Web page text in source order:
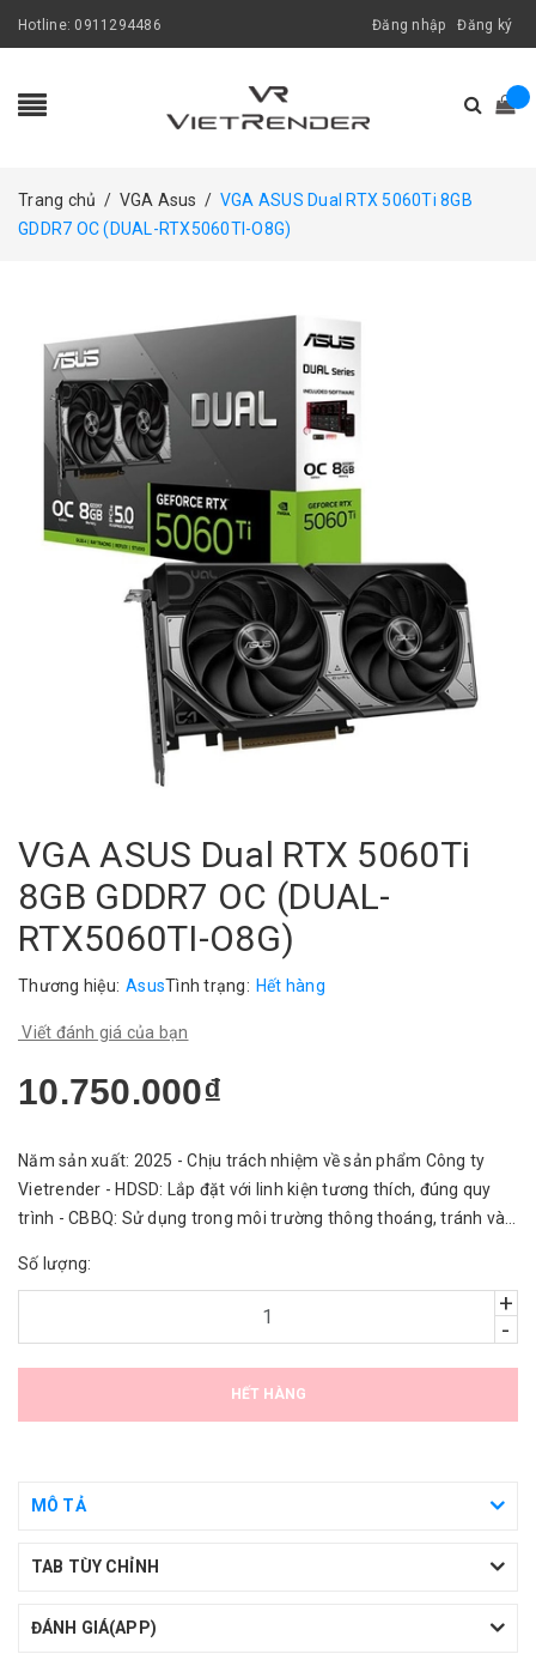
Hotline: 0911294486 Đăng nhập Đăng ký
Trang chủ / VGA Asus / VGA ASUS Dual RTX 5060Ti 8GB
GDDR7 OC (DUAL-RTX5060TI-O8G)
VGA ASUS Dual RTX 5060Ti
8GB GDDR7 OC (DUAL-
RTX5060TI-O8G)
Thương hiệu: AsusTình trạng: Hết hàng
Viết đánh giá của bạn
10.750.000₫
Năm sản xuất: 2025 - Chịu trách nhiệm về sản phẩm Công ty
Vietrender - HDSD: Lắp đặt với linh kiện tương thích, đúng quy
trình - CBBQ: Sử dụng trong môi trường thông thoáng, tránh vào
Số lượng:
+
-
HẾT HÀNG
MÔ TẢ
TAB TÙY CHỈNH
ĐÁNH GIÁ(APP)